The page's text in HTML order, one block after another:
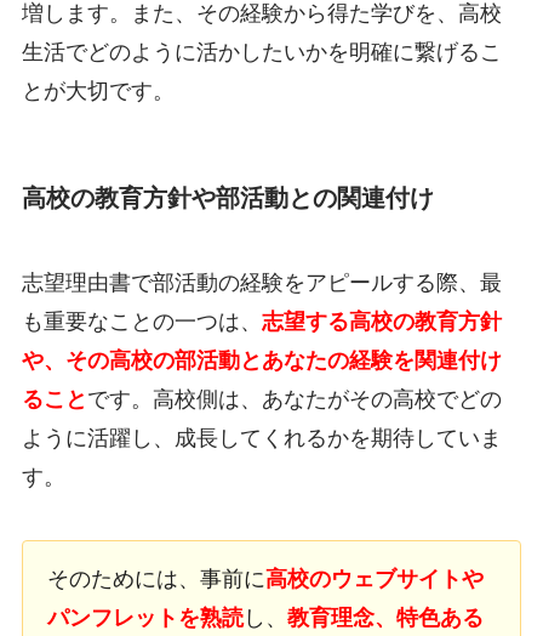
増します。また、その経験から得た学びを、高校
生活でどのように活かしたいかを明確に繋げるこ
とが大切です。
高校の教育方針や部活動との関連付け
志望理由書で部活動の経験をアピールする際、最
も重要なことの一つは、 志望する高校の教育方針
や、その高校の部活動とあなたの経験を関連付け
ること です。高校側は、あなたがその高校でどの
ように活躍し、成長してくれるかを期待していま
す。
そのためには、事前に高校のウェブサイトや
パンフレットを熟読し、 教育理念、特色ある